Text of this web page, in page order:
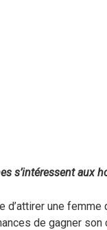
s’intéressent aux
une femme
de gagner